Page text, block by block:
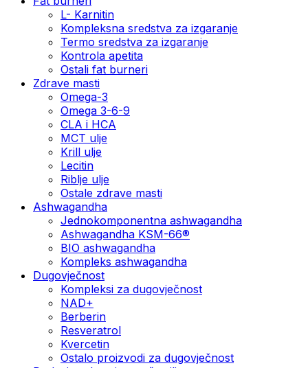
L- Karnitin
Kompleksna sredstva za izgaranje
Termo sredstva za izgaranje
Kontrola apetita
Ostali fat burneri
Zdrave masti
Omega-3
Omega 3-6-9
CLA i HCA
MCT ulje
Krill ulje
Lecitin
Riblje ulje
Ostale zdrave masti
Ashwagandha
Jednokomponentna ashwagandha
Ashwagandha KSM-66®
BIO ashwagandha
Kompleks ashwagandha
Dugovječnost
Kompleksi za dugovječnost
NAD+
Berberin
Resveratrol
Kvercetin
Ostalo proizvodi za dugovječnost